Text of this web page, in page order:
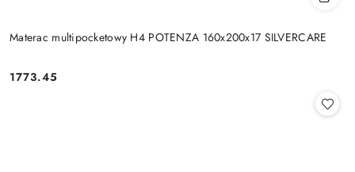
Materac multipocketowy H4 POTENZA 160x200x17 SILVERCARE
Cena:
1773.45